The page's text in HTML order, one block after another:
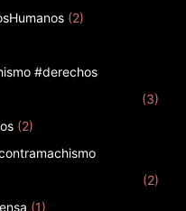
(2)
#derechos
(3)
(2)
(2)
(1)